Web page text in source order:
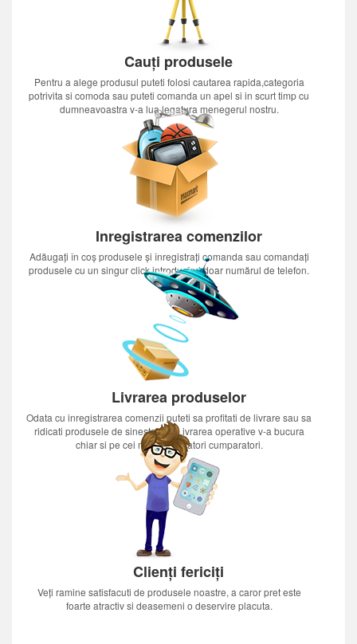
Cauți produsele
Pentru a alege produsul puteti folosi cautarea rapida,categoria
potrivita si comoda sau puteti comanda un apel si in scurt timp cu
dumneavoastra v-a lua legatura menegerul nostru.
Inregistrarea comenzilor
Adăugați în coș produsele și înregistrați comanda sau comandați
produsele cu un singur click introducînd doar numărul de telefon.
Livrarea produselor
Odata cu inregistrarea comenzii puteti sa profitati de livrare sau sa
ridicati produsele de sinestatator.Livrarea operative v-a bucura
chiar si pe cei mai nerabdatori cumparatori.
Clienți fericiți
Veți ramine satisfacuti de produsele noastre, a caror pret este
foarte atractiv si deasemeni o deservire placuta.